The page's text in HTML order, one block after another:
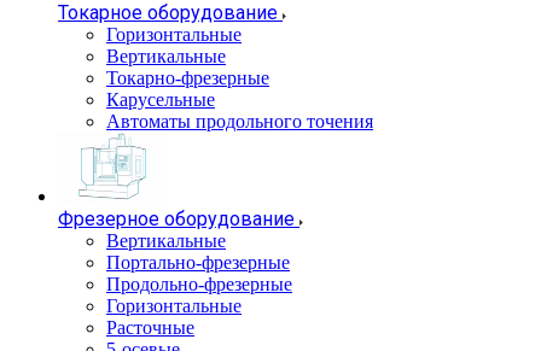
Токарное оборудование
Горизонтальные
Вертикальные
Токарно-фрезерные
Карусельные
Автоматы продольного точения
Фрезерное оборудование
Вертикальные
Портально-фрезерные
Продольно-фрезерные
Горизонтальные
Расточные